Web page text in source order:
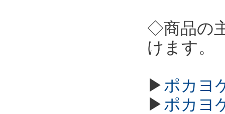
◇商品の
けます。
▶ポカヨ
▶ポカヨ